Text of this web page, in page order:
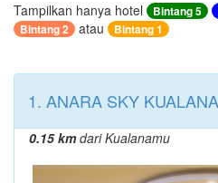
Tampilkan hanya hotel Bintang 5
Bintang 2
atau Bintang 1
1. ANARA SKY
0.15 kmdari Kualanamu